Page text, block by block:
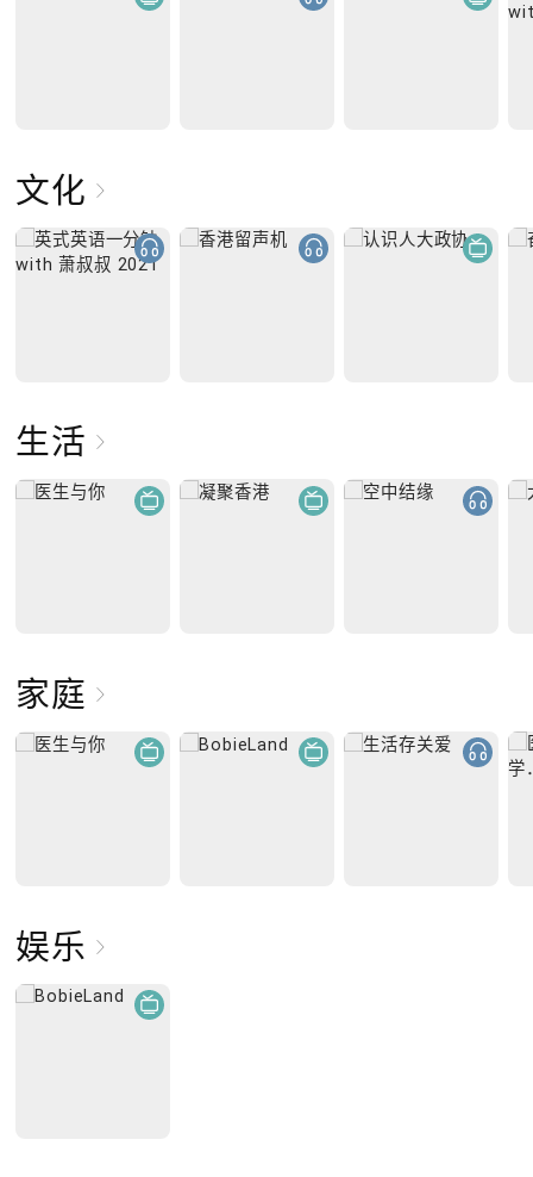
文化
生活
家庭
娱乐